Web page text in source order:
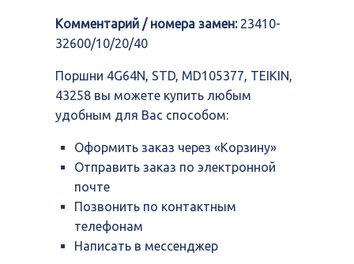
43258
Комментарий / номера замен:23410-
32600/10/20/40
Поршни 4G64N, STD, MD105377, TEIKIN,
43258 вы можете купить любым
удобным для Вас способом:
Оформить заказ через «Корзину»
Отправить заказ по электронной
почте
Позвонить по контактным
телефонам
Написать в мессенджер